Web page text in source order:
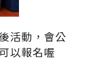
活動，會公
以報名喔